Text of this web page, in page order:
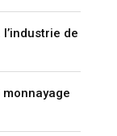
de